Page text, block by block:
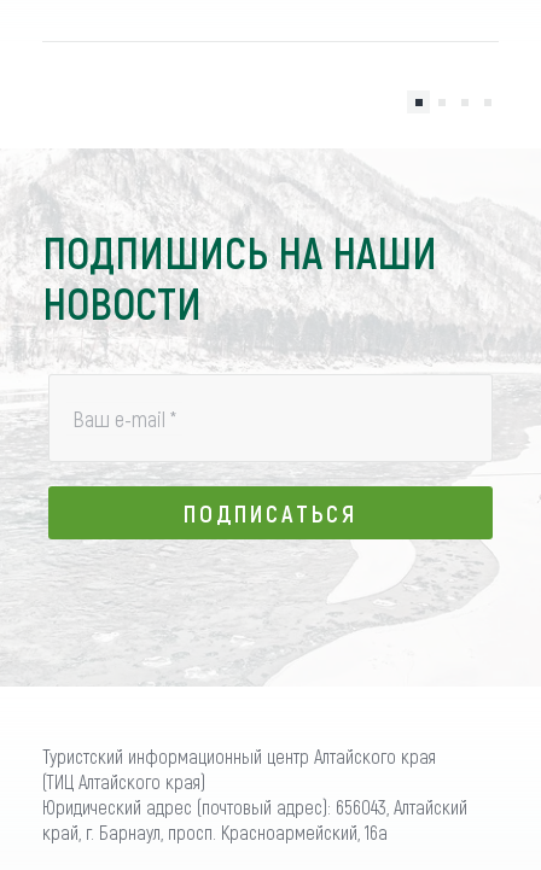
ПОДПИШИСЬ НА НАШИ
НОВОСТИ
Ваш e-mail *
ПОДПИСАТЬСЯ
ПОДПИСАТЬСЯ
Туристский информационный центр Алтайского края
(ТИЦ Алтайского края)
Юридический адрес (почтовый адрес): 656043, Алтайский
край, г. Барнаул, просп. Красноармейский, 16а